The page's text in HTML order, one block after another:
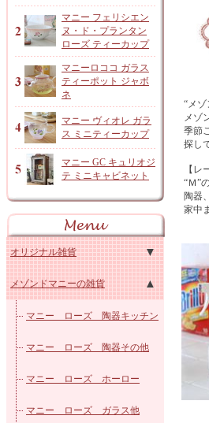
マニー フェリシエン
ヌ・ド・プランタン
ローズ ティーカップ
マニーロココ ガラス
ティーポット ジャボ
ネ
マニー ヴィオレ ガラ
ス ミニティーカップ
マニー GC キュリオジ
テ ミニキャビネット
オリジナル雑貨
アンジャルダンロゼ
オリジナルコットン雑貨
レースドイリーなど
パッチワークシリーズ
カフェカーテン
メゾンドマニーの雑貨
マニー ローズ 陶器キッチン
マニー ローズ 陶器その他
マニー ローズ ホーロー
マニー ローズ ガラス他
“メ
メゾ
季節
探し
【レ
“Ｍ”
陶器
家中